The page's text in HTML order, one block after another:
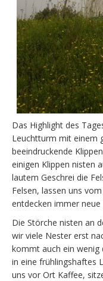
Das Highlight des
Leuchtturm mit einem
beeindruckende
einigen Klippen nisten
lautem Geschrei die
Felsen, lassen uns
entdecken immer neue
Die Störche nisten an
wir viele Nester erst
kommt auch ein wenig
in eine frühlingshaftes
uns vor Ort Kaffee,